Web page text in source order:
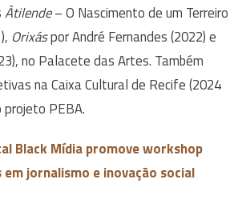
Àtilende– O Nascimento de um Terreiro
Orixáspor André Fernandes (2022) e
no Palacete das Artes. Também
na Caixa Cultural de Recife (2024
projeto PEBA.
Black Mídia promove workshop
jornalismo e inovação social